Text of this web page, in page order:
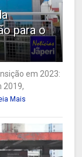
para o
em 2023:
2019,
Mais